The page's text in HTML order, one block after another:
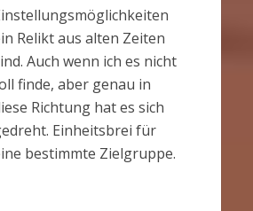
Relikt aus alten Zeiten
Auch wenn ich es nicht
finde, aber genau in
Richtung hat es sich
Einheitsbrei für
bestimmte Zielgruppe.